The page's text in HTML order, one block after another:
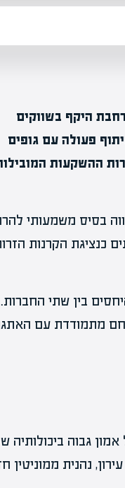
היקף בשווקים
פעולה עם גופים
ההשקעות
בסיס משמעותי
כנציגת הקרנות
בין שתי החברות.
מתמודדת עם
גבוה ביכולותיה
נהנית ממוניטין